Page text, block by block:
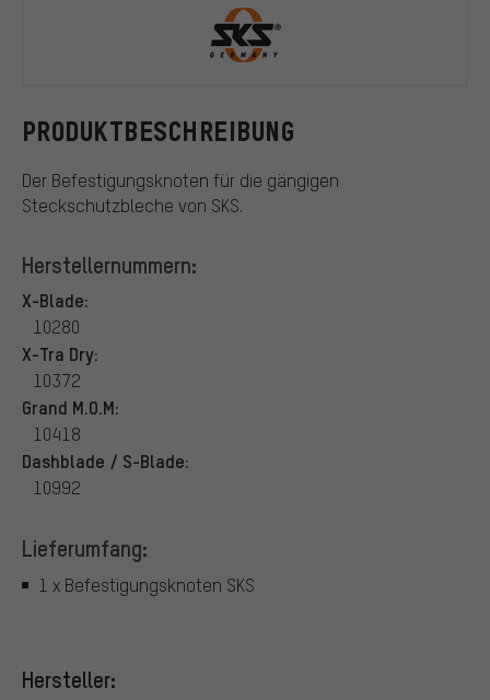
PRODUKTBESCHREIBUNG
Der Befestigungsknoten für die gängigen
Steckschutzbleche von SKS.
Herstellernummern:
X-Blade:
10280
X-Tra Dry:
10372
Grand M.O.M:
10418
Dashblade / S-Blade:
10992
Lieferumfang:
1 x Befestigungsknoten SKS
Hersteller: